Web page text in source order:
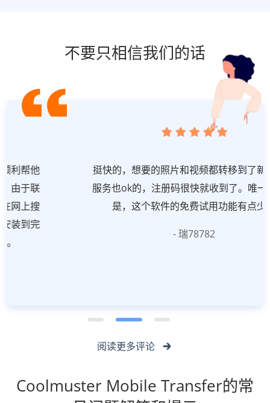
不要只相信我们的话
挺快的，想要的照片和视频都转移到了新手机，
服务也ok的，注册码很快就收到了。唯一不足的
是，这个软件的免费试用功能有点少。
Coolmuster Mobile Transfer的常